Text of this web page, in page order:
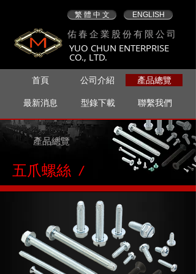
繁 體 中 文 ENGLISH
佑春企業股份有限公司
YUO CHUN ENTERPRISE
CO., LTD.
首頁 公司介紹 產品總覽
最新消息 型錄下載 聯繫我們
產品總覽
五爪螺絲 /